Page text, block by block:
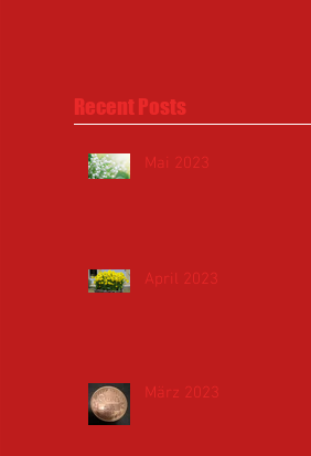
Recent Posts
Mai 2023
April 2023
März 2023